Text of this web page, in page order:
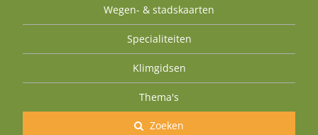
Wegen- & stadskaarten
Specialiteiten
Klimgidsen
Thema's
Zoeken